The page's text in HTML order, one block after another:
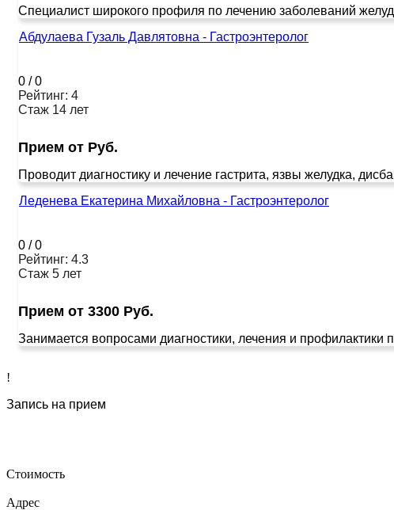
Специалист широкого профиля по лечению заболеваний
Абдулаева Гузаль Давлятовна - Гастроэнтеролог
0 /0
Рейтинг: 4
Стаж 14 лет
Прием от Руб.
Проводит диагностику и лечение гастрита, язвы желудка,
Леденева Екатерина Михайловна - Гастроэнтеролог
0 /0
Рейтинг: 4.3
Стаж 5 лет
Прием от 3300 Руб.
Занимается вопросами диагностики, лечения и профилактики
!
Запись на прием
Стоимость
Адрес